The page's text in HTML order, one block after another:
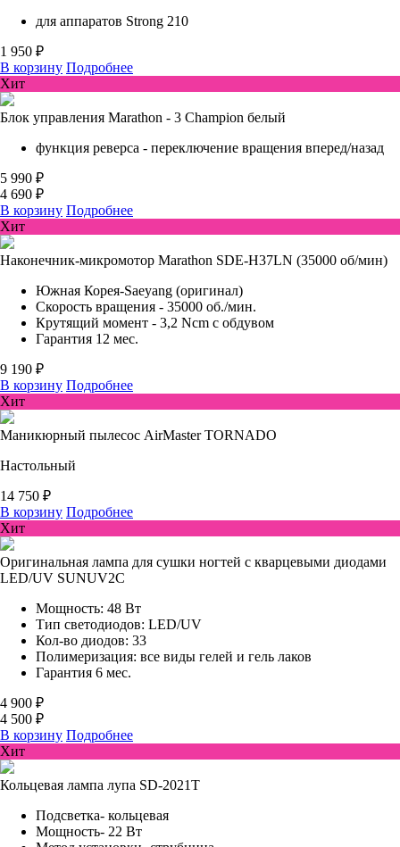
для аппаратов Strong 210
1 950 ₽
В корзину Подробнее
Хит
Блок управления Marathon - 3 Champion белый
функция реверса - переключение вращения вперед/назад
5 990 ₽
4 690 ₽
В корзину Подробнее
Хит
Наконечник-микромотор Marathon SDE-H37LN (35000 об/мин)
Южная Корея-Saeyang (оригинал)
Скорость вращения - 35000 об./мин.
Крутящий момент - 3,2 Ncm с обдувом
Гарантия 12 мес.
9 190 ₽
В корзину Подробнее
Хит
Маникюрный пылесос AirMaster TORNADO
Настольный
14 750 ₽
В корзину Подробнее
Хит
Оригинальная лампа для сушки ногтей с кварцевыми диодами
LED/UV SUNUV2C
Мощность: 48 Вт
Тип светодиодов: LED/UV
Кол-во диодов: 33
Полимеризация: все виды гелей и гель лаков
Гарантия 6 мес.
4 900 ₽
4 500 ₽
В корзину Подробнее
Хит
Кольцевая лампа лупа SD-2021Т
Подсветка- кольцевая
Мощность- 22 Вт